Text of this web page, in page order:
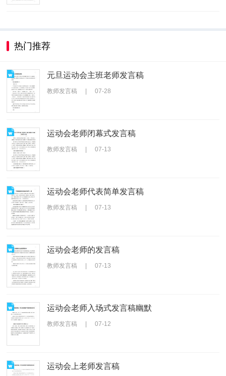
热门推荐
元旦运动会主班老师发言稿
教师发言稿 | 07-28
运动会老师闭幕式发言稿
教师发言稿 | 07-13
运动会老师代表简单发言稿
教师发言稿 | 07-13
运动会老师的发言稿
教师发言稿 | 07-13
运动会老师入场式发言稿幽默
教师发言稿 | 07-12
运动会上老师发言稿